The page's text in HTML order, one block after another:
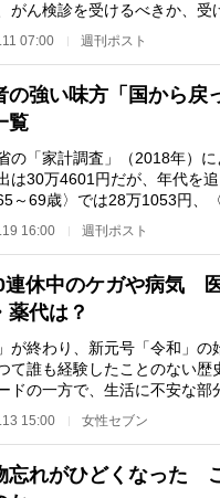
がん検診を受けるべきか、
になり、毎…
07:00 週刊ポスト
の強い味方「国から戻
覧
の「家計調査」（2018年）
は30万4601円だが、年代を
～69歳〉では28万1053円、
に後期高齢者の…
16:00 週刊ポスト
連休中のケガや病気
薬代は？
が終わり、新元号「令和」
て誰も経験したことのない歴
ドの一方で、生活に不安な部
の診療はどう…
15:00 女性セブン
忘れがひどくなった